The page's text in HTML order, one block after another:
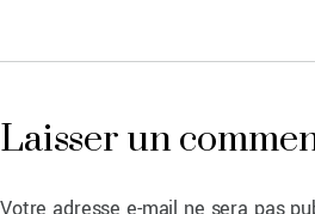
Laisser un